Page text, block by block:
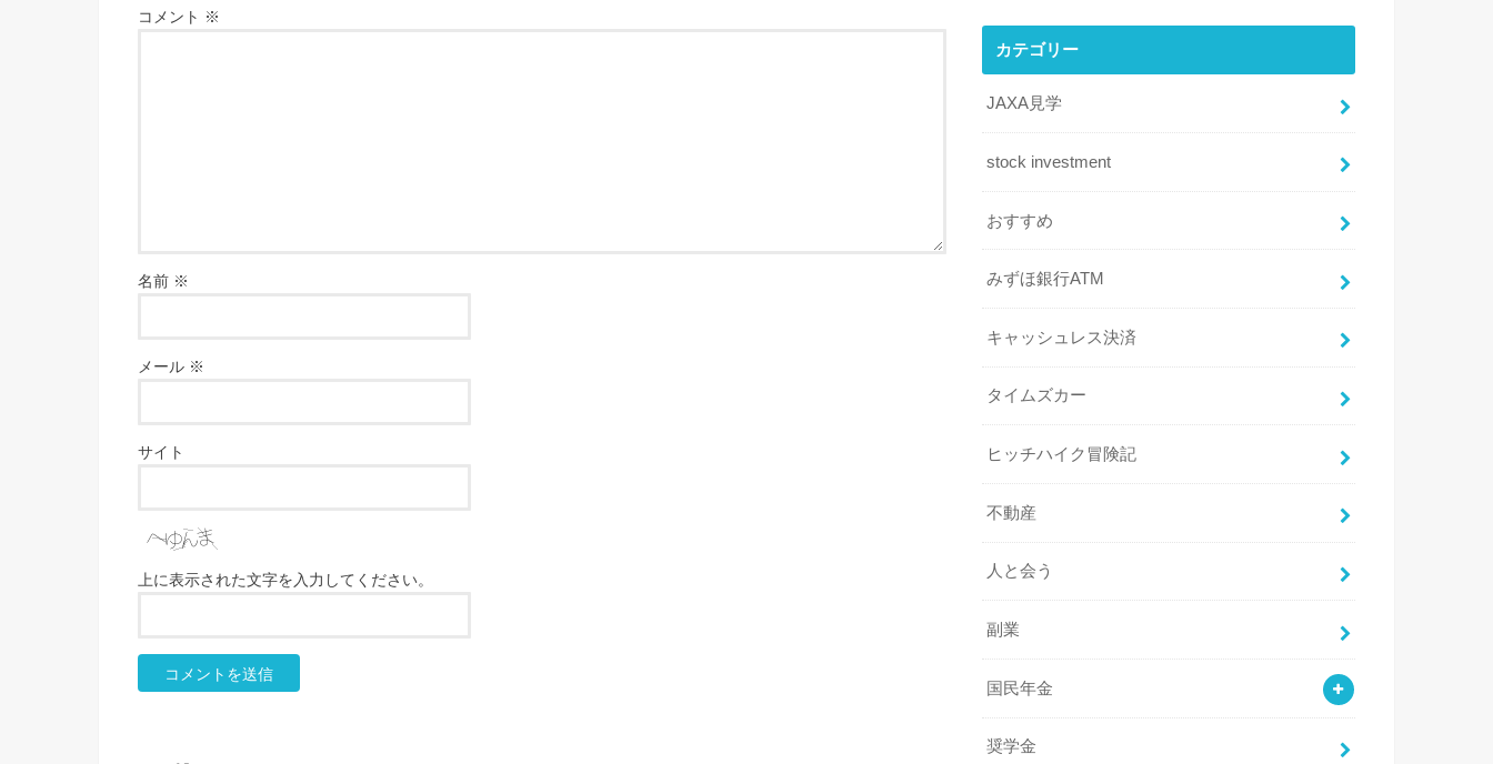
コメント ※
名前 ※
メール ※
サイト
上に表示された文字を入力してください。
カテゴリー
JAXA見学
stock investment
おすすめ
みずほ銀行ATM
キャッシュレス決済
タイムズカー
ヒッチハイク冒険記
不動産
人と会う
副業
国民年金
奨学金